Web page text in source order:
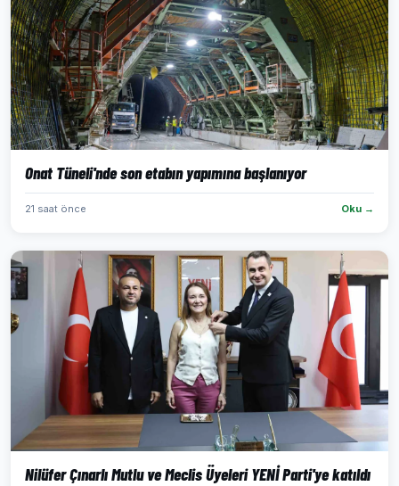
Onat Tüneli'nde son etabın yapımına başlanıyor
21 saat önce Oku →
Nilüfer Çınarlı Mutlu ve Meclis Üyeleri YENİ Parti'ye katıldı